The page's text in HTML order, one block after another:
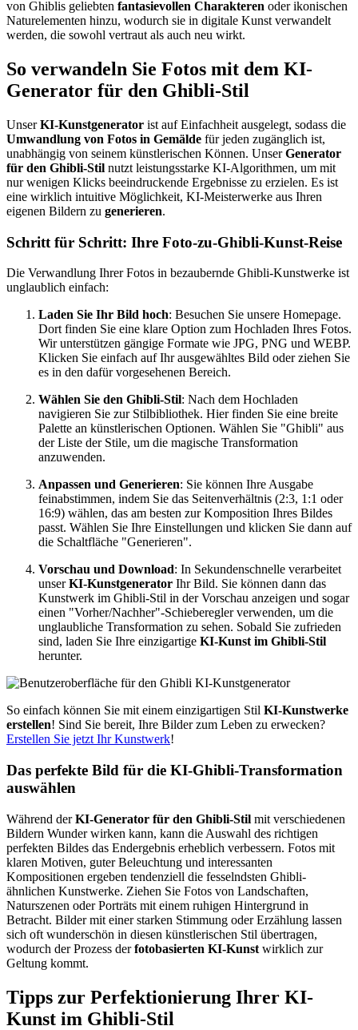
von Ghiblis geliebten fantasievollen Charakteren oder ikonischen
Naturelementen hinzu, wodurch sie in digitale Kunst verwandelt
werden, die sowohl vertraut als auch neu wirkt.
So verwandeln Sie Fotos mit dem KI-
Generator für den Ghibli-Stil
UnserKI-Kunstgenerator ist auf Einfachheit ausgelegt, sodass die
Umwandlung von Fotos in Gemälde für jeden zugänglich ist,
unabhängig von seinem künstlerischen Können. UnserGenerator
für den Ghibli-Stil nutzt leistungsstarke KI-Algorithmen, um mit
nur wenigen Klicks beeindruckende Ergebnisse zu erzielen. Es ist
eine wirklich intuitive Möglichkeit, KI-Meisterwerke aus Ihren
eigenen Bildern zu generieren.
Schritt für Schritt: Ihre Foto-zu-Ghibli-Kunst-Reise
Die Verwandlung Ihrer Fotos in bezaubernde Ghibli-Kunstwerke ist
unglaublich einfach:
Laden Sie Ihr Bild hoch: Besuchen Sie unsere Homepage.
Dort finden Sie eine klare Option zum Hochladen Ihres Fotos.
Wir unterstützen gängige Formate wie JPG, PNG und WEBP.
Klicken Sie einfach auf Ihr ausgewähltes Bild oder ziehen Sie
es in den dafür vorgesehenen Bereich.
Wählen Sie den Ghibli-Stil: Nach dem Hochladen
navigieren Sie zur Stilbibliothek. Hier finden Sie eine breite
Palette an künstlerischen Optionen. Wählen Sie "Ghibli" aus
der Liste der Stile, um die magische Transformation
anzuwenden.
Anpassen und Generieren: Sie können Ihre Ausgabe
feinabstimmen, indem Sie das Seitenverhältnis (2:3, 1:1 oder
16:9) wählen, das am besten zur Komposition Ihres Bildes
passt. Wählen Sie Ihre Einstellungen und klicken Sie dann auf
die Schaltfläche "Generieren".
Vorschau und Download: In Sekundenschnelle verarbeitet
unserKI-Kunstgenerator Ihr Bild. Sie können dann das
Kunstwerk im Ghibli-Stil in der Vorschau anzeigen und sogar
einen "Vorher/Nachher"-Schieberegler verwenden, um die
unglaubliche Transformation zu sehen. Sobald Sie zufrieden
sind, laden Sie Ihre einzigartige KI-Kunst im Ghibli-Stil
herunter.
So einfach können Sie mit einem einzigartigen Stil KI-Kunstwerke
erstellen! Sind Sie bereit, Ihre Bilder zum Leben zu erwecken?
Erstellen Sie jetzt Ihr Kunstwerk!
Das perfekte Bild für die KI-Ghibli-Transformation
auswählen
Während derKI-Generator für den Ghibli-Stil mit verschiedenen
Bildern Wunder wirken kann, kann die Auswahl des richtigen
perfekten Bildes das Endergebnis erheblich verbessern. Fotos mit
klaren Motiven, guter Beleuchtung und interessanten
Kompositionen ergeben tendenziell die fesselndsten Ghibli-
ähnlichen Kunstwerke. Ziehen Sie Fotos von Landschaften,
Naturszenen oder Porträts mit einem ruhigen Hintergrund in
Betracht. Bilder mit einer starken Stimmung oder Erzählung lassen
sich oft wunderschön in diesen künstlerischen Stil übertragen,
wodurch der Prozess derfotobasierten KI-Kunst wirklich zur
Geltung kommt.
Tipps zur Perfektionierung Ihrer KI-
Kunst im Ghibli-Stil